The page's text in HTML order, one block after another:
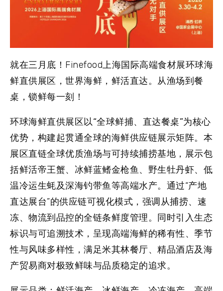
就在三月底！Finefood上海国际高端食材展环球海
鲜直供展区，世界海鲜，鲜活直达。从渔场到餐
桌，锁鲜每一刻！
环球海鲜直供展区以“全球鲜捕、直达餐桌”为核心
优势，构建起贯通全球的海鲜供应链展示矩阵。本
展区直链全球优质渔场与可持续捕捞基地，展示包
括鲜活帝王蟹、冰鲜蓝鳍金枪鱼、野生牡丹虾、低
温冷运生蚝及深海钓带鱼等高端水产。通过“产地
直达展台”的供应链可视化模式，强调从捕捞、速
冻、物流到品控的全链条鲜度管理。同时引入生态
标识与可追溯技术，呈现高端海鲜的稀有性、季节
性与风味多样性，满足米其林餐厅、精品酒店及海
产贸易商对极致鲜味与品质稳定的追求。